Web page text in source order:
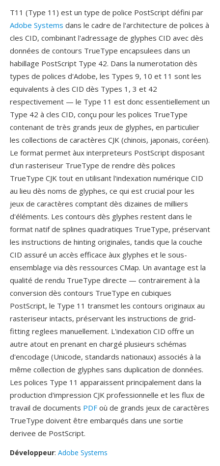
T11 (Type 11) est un type de police PostScript défini par
Adobe Systems dans le cadre de l'architecture de polices à
cles CID, combinant l'adressage de glyphes CID avec dès
données de contours TrueType encapsulees dans un
habillage PostScript Type 42. Dans la numerotation dès
types de polices d'Adobe, les Types 9, 10 et 11 sont les
equivalents à cles CID dès Types 1, 3 et 42
respectivement — le Type 11 est donc essentiellement un
Type 42 à cles CID, conçu pour les polices TrueType
contenant de très grands jeux de glyphes, en particulier
les collections de caractères CJK (chinois, japonais, coréen).
Le format permet àux interpreteurs PostScript disposant
d'un rasteriseur TrueType de rendre dès polices
TrueType CJK tout en utilisant l'indexation numérique CID
au lieu dès noms de glyphes, ce qui est crucial pour les
jeux de caractères comptant dès dizaines de milliers
d'éléments. Les contours dès glyphes restent dans le
format natif de splines quadratiques TrueType, préservant
les instructions de hinting originales, tandis que la couche
CID assuré un accès efficace àux glyphes et le sous-
ensemblage via dès ressources CMap. Un avantage est la
qualité de rendu TrueType directe — contrairement à la
conversion dès contours TrueType en cubiques
PostScript, le Type 11 transmet les contours originaux au
rasteriseur intacts, préservant les instructions de grid-
fitting reglees manuellement. L'indexation CID offre un
autre atout en prenant en chargé plusieurs schémas
d'encodage (Unicode, standards nationaux) associés à la
même collection de glyphes sans duplication de données.
Les polices Type 11 apparaissent principalement dans la
production d'impression CJK professionnelle et les flux de
travail de documents PDF où de grands jeux de caractères
TrueType doivent être embarqués dans une sortie
derivee de PostScript.
Développeur: Adobe Systems